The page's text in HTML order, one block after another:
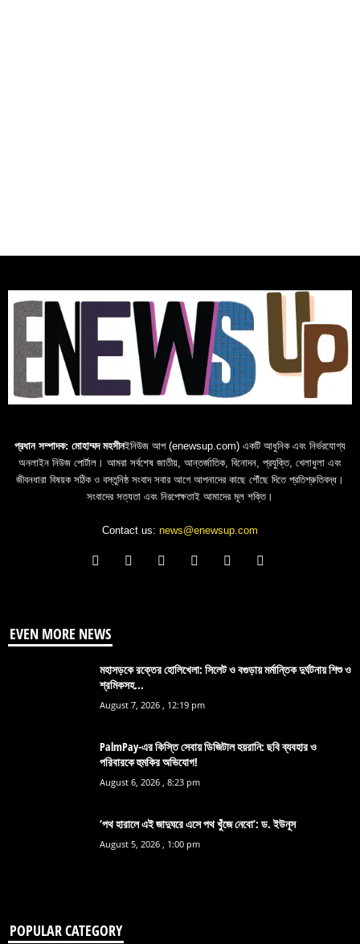
প্রধান সম্পাদক: মোহাম্মদ মহসীনইনিউজ আপ (enewsup.com) একটি আধুনিক এবং নির্ভরযোগ্য
অনলাইন নিউজ পোর্টাল। আমরা সর্বশেষ জাতীয়, আন্তর্জাতিক, বিনোদন, প্রযুক্তি, খেলাধুলা এবং
জীবনধারা বিষয়ক সঠিক ও বস্তুনিষ্ঠ সংবাদ সবার আগে আপনাদের কাছে পৌঁছে দিতে প্রতিশ্রুতিবদ্ধ।
সংবাদের সত্যতা এবং নিরপেক্ষতাই আমাদের মূল শক্তি।
Contact us: news@enewsup.com
EVEN MORE NEWS
মহাসড়কে রক্তের হোলিখেলা: সিলেট ও বগুড়ায় মর্মান্তিক দুর্ঘটনায় শিশু ও
শ্রমিকসহ...
August 7, 2026 , 12:19 pm
PalmPay-এর কিস্তি সেবায় ডিজিটাল হয়রানি: ছবি ব্যবহার ও
পরিবারকে হুমকির অভিযোগ!
August 6, 2026 , 8:23 pm
‘পথ হারালে এই জাদুঘরে এসে পথ খুঁজে নেবো’: ড. ইউনূস
August 5, 2026 , 1:00 pm
POPULAR CATEGORY